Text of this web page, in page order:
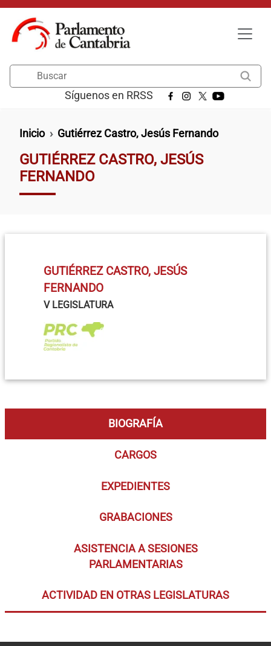
Pasar al contenido principal
Síguenos en RRSS
Ruta de navegación
Inicio Gutiérrez Castro, Jesús Fernando
GUTIÉRREZ CASTRO, JESÚS
FERNANDO
GUTIÉRREZ CASTRO, JESÚS
FERNANDO
V LEGISLATURA
BIOGRAFÍA
CARGOS
EXPEDIENTES
GRABACIONES
ASISTENCIA A SESIONES
PARLAMENTARIAS
ACTIVIDAD EN OTRAS LEGISLATURAS